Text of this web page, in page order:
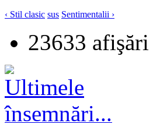
‹ Stil clasic sus Sentimentalii ›
23633 afişări